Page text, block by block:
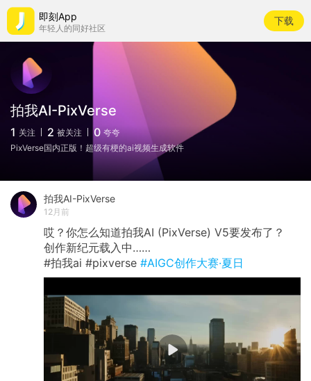
即刻App
年轻人的同好社区
下载
拍我AI-PixVerse
1 关注 2 被关注 0 夸夸
PixVerse国内正版！超级有梗的ai视频生成软件
拍我AI-PixVerse
12月前
哎？你怎么知道拍我AI (PixVerse) V5要发布了？
创作新纪元载入中……
#拍我ai #pixverse #AIGC创作大赛·夏日